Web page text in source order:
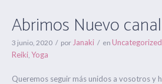
Abrimos Nuevo canal
3 junio, 2020 por Janaki en Uncategorized
Reiki, Yoga
Queremos seguir más unidos a vosotros y